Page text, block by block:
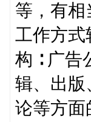
等，有相
工作方式
构 ∶ 广
辑、出版
论等方面